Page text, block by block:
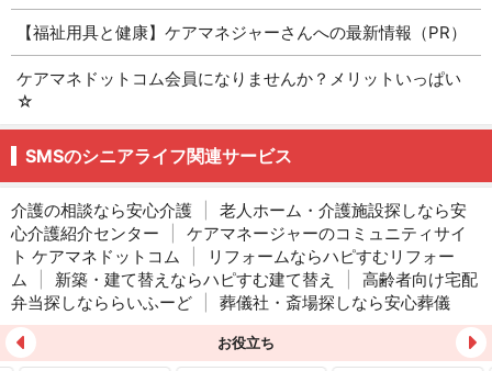
【福祉用具と健康】ケアマネジャーさんへの最新情報（PR）
ケアマネドットコム会員になりませんか？メリットいっぱい
☆
SMSのシニアライフ関連サービス
介護の相談なら安心介護
老人ホーム・介護施設探しなら安
心介護紹介センター
ケアマネージャーのコミュニティサイ
ト ケアマネドットコム
リフォームならハピすむリフォー
ム
新築・建て替えならハピすむ建て替え
高齢者向け宅配
弁当探しなららいふーど
葬儀社・斎場探しなら安心葬儀
お役立ち